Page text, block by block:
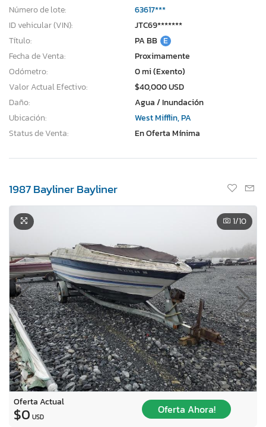
Número de lote:
63617***
ID vehicular (VIN):
JTC69*******
Título:
PA BB E
Fecha de Venta:
Proximamente
Odómetro:
0 mi (Exento)
Valor Actual Efectivo:
$40,000 USD
Daño:
Agua / Inundación
Ubicación:
West Mifflin, PA
Status de Venta:
En Oferta Mínima
1987 Bayliner Bayliner
1/10
Oferta Actual
$0 USD
Oferta Ahora!